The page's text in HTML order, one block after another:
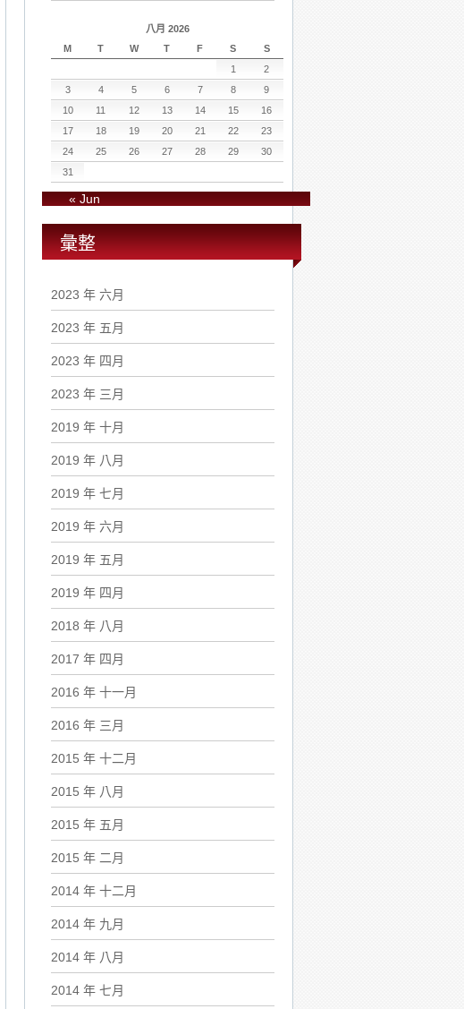
八月 2026
M
T W T F S
S
1
2
3
4 5 6 7 8
9
10
11 12 13 14 15
16
17
18 19 20 21 22
23
24
25 26 27 28 29
30
31
« Jun
彙整
2023 年 六月
2023 年 五月
2023 年 四月
2023 年 三月
2019 年 十月
2019 年 八月
2019 年 七月
2019 年 六月
2019 年 五月
2019 年 四月
2018 年 八月
2017 年 四月
2016 年 十一月
2016 年 三月
2015 年 十二月
2015 年 八月
2015 年 五月
2015 年 二月
2014 年 十二月
2014 年 九月
2014 年 八月
2014 年 七月